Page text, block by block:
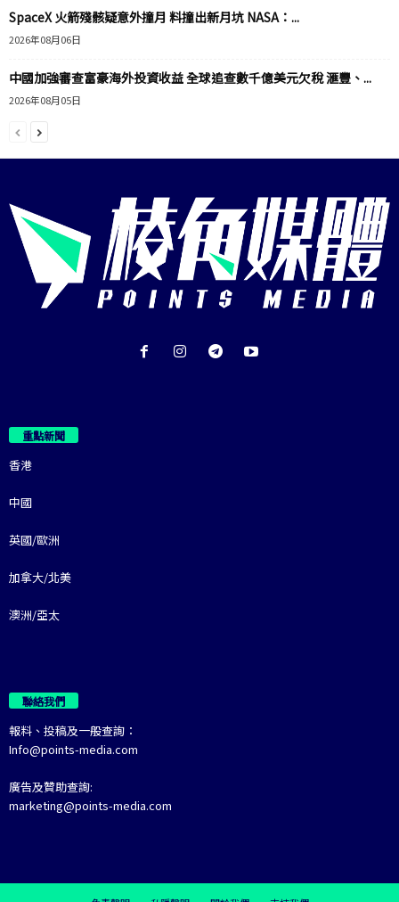
SpaceX 火箭殘骸疑意外撞月 料撞出新月坑 NASA：...
2026年08月06日
中國加強審查富豪海外投資收益 全球追查數千億美元欠稅 滙豐、...
2026年08月05日
重點新聞
香港
中國
英國/歐洲
加拿大/北美
澳洲/亞太
聯絡我們
報料、投稿及一般查詢：
Info@points-media.com
廣告及贊助查詢:
marketing@points-media.com